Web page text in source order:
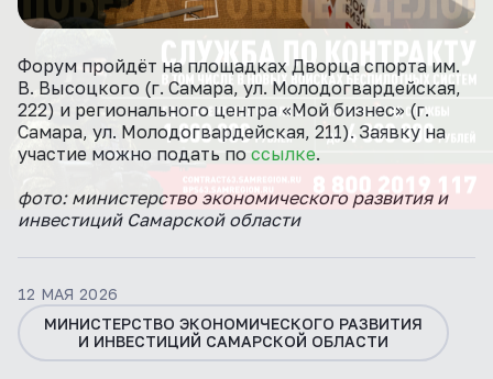
Форум пройдёт на площадках Дворца спорта им.
В. Высоцкого (г. Самара, ул. Молодогвардейская,
222) и регионального центра «Мой бизнес» (г.
Самара, ул. Молодогвардейская, 211). Заявку на
участие можно подать по ссылке.
фото: министерство экономического развития и
инвестиций Самарской области
МИНИСТЕРСТВО ЭКОНОМИЧЕСКОГО РАЗВИТИЯ
И ИНВЕСТИЦИЙ САМАРСКОЙ ОБЛАСТИ
12 МАЯ 2026